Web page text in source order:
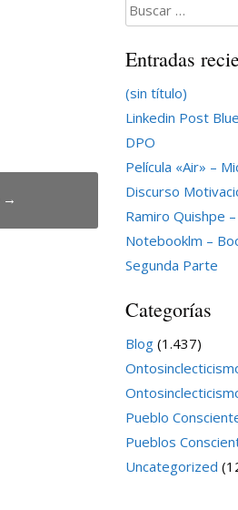
→
Buscar:
Entradas
(sin título)
Linkedin Post
DPO
Película «Air» –
Discurso
Ramiro Quishpe
Notebooklm –
Segunda Parte
Categorías
Blog(1.437)
Pueblo
Pueblos
Uncategorized